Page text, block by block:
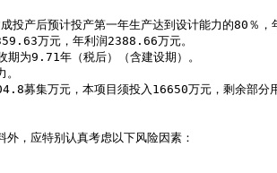
万元，年利润2388.66万元。